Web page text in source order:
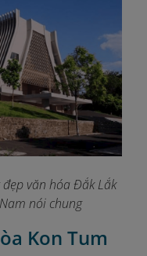
văn hóa Đắk Lắk
nói chung
Kon Tum